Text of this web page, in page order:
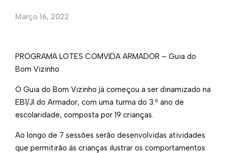
Março 16, 2022
PROGRAMA LOTES COMVIDA ARMADOR – Guia do
Bom Vizinho
O Guia do Bom Vizinho já começou a ser dinamizado na
EB1/JI do Armador, com uma turma do 3.º ano de
escolaridade, composta por 19 crianças.
Ao longo de 7 sessões serão desenvolvidas atividades
que permitirão às crianças ilustrar os comportamentos